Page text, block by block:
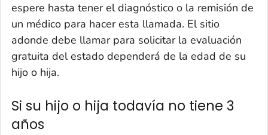
espere hasta tener el diagnóstico o la remisión de
un médico para hacer esta llamada. El sitio
adonde debe llamar para solicitar la evaluación
gratuita del estado dependerá de la edad de su
hijo o hija.
Si su hijo o hija todavía no tiene 3
años